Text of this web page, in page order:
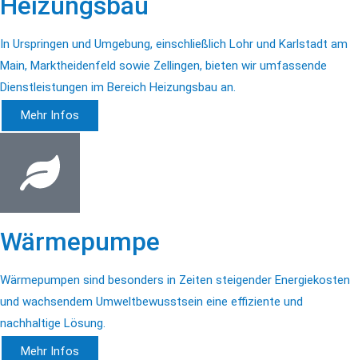
In Urspringen und Umgebung, einschließlich Lohr und Karlstadt am
Main, Marktheidenfeld sowie Zellingen, bieten wir umfassende
Dienstleistungen im Bereich Heizungsbau an.
Mehr Infos
Wärmepumpe
Wärmepumpen sind besonders in Zeiten steigender Energiekosten
und wachsendem Umweltbewusstsein eine effiziente und
nachhaltige Lösung.
Mehr Infos